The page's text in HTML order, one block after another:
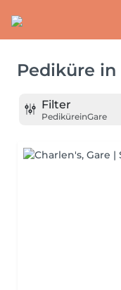
Pediküre in
Filter
PediküreinGare